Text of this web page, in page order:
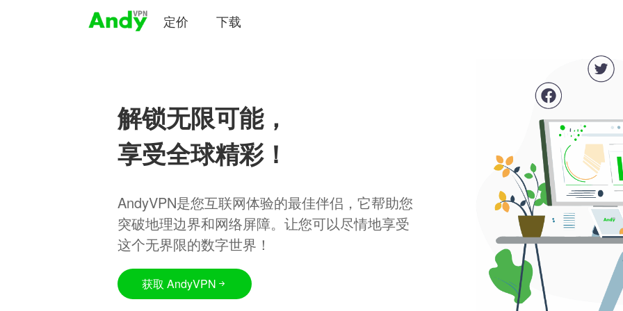
定价 下载
解锁无限可能，
享受全球精彩！
AndyVPN是您互联网体验的最佳伴侣，它帮助您
突破地理边界和网络屏障。让您可以尽情地享受
这个无界限的数字世界！
获取 AndyVPN